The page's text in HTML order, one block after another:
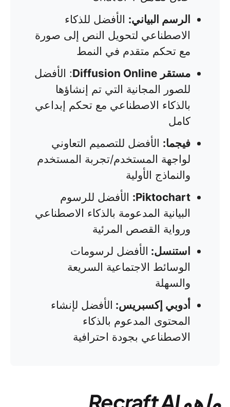
الرسم البياني: الأفضل للذكاء
الاصطناعي لتحويل النص إلى صورة
مع تحكم متقدم في النمط
مستقر Diffusion Online: الأفضل
للصور المجانية التي تم إنشاؤها
بالذكاء الاصطناعي مع تحكم إبداعي
كامل
فيجما: الأفضل للتصميم التعاوني
لواجهة المستخدم/تجربة المستخدم
والنماذج الأولية
Piktochart: الأفضل للرسوم
البيانية المدعومة بالذكاء الاصطناعي
ورواية القصص المرئية
استنسل: الأفضل لرسومات
الوسائط الاجتماعية السريعة
والسهلة
أدوبي إكسبريس: الأفضل لإنشاء
المحتوى المدعوم بالذكاء
الاصطناعي بجودة احترافية
ما هو Recraft AI